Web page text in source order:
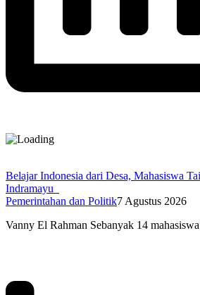
Belajar Indonesia dari Desa, Mahasiswa
Indramayu
Pemerintahan dan Politik7 Agustus 2026
Vanny El Rahman Sebanyak 14